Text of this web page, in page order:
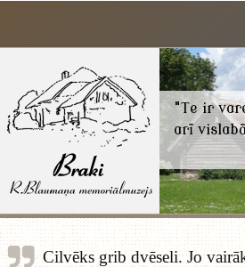
"Te ir
arī
Cilvēks grib dvēseli. Jo